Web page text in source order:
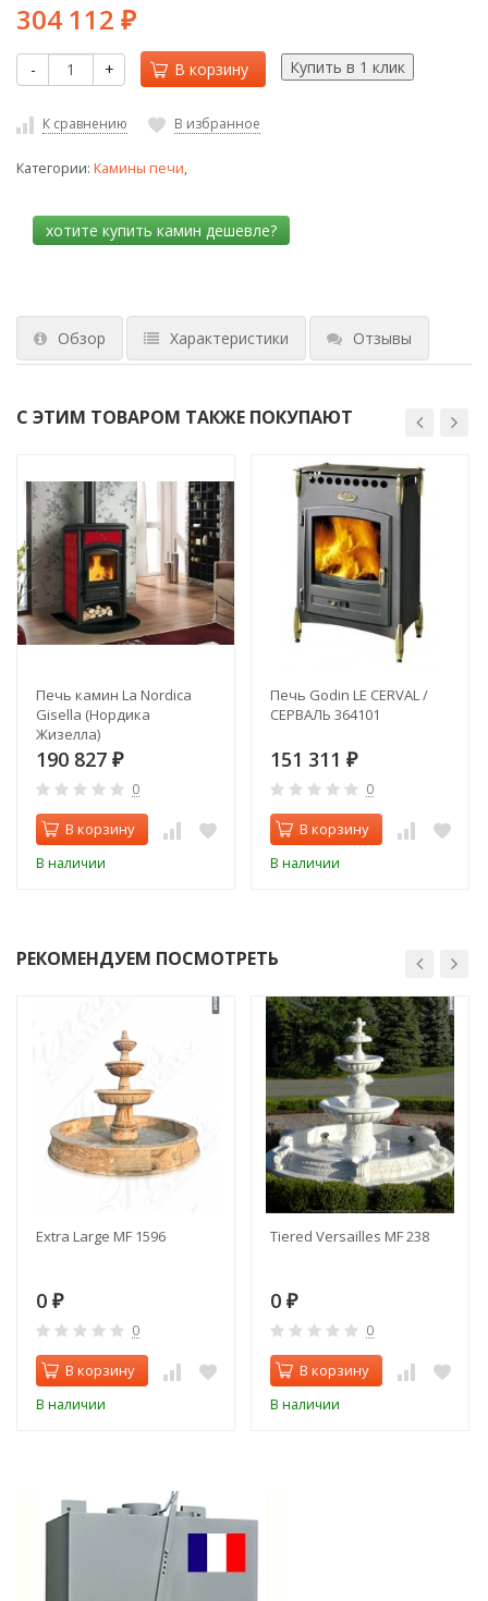
304 112 ₽
- + В корзину
К сравнению В избранное
Категории: Камины печи,
Обзор Характеристики Отзывы
С ЭТИМ ТОВАРОМ ТАКЖЕ ПОКУПАЮТ
Печь камин La Nordica
Gisella (Нордика
Жизелла)
190 827 ₽
0
В корзину
В наличии
Печь Godin LE CERVAL /
СЕРВАЛЬ 364101
151 311 ₽
0
В корзину
В наличии
РЕКОМЕНДУЕМ ПОСМОТРЕТЬ
Extra Large MF 1596
0 ₽
0
В корзину
В наличии
Tiered Versailles MF 238
0 ₽
0
В корзину
В наличии